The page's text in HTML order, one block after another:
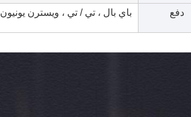
دفع باي بال ، تي / تي ، ويسترن يونيون